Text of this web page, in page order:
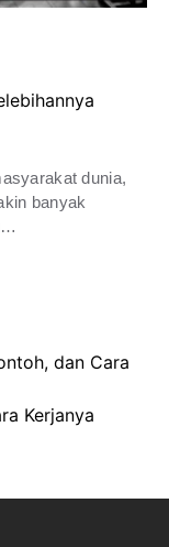
dunia,
banyak
dan Cara
Kerjanya